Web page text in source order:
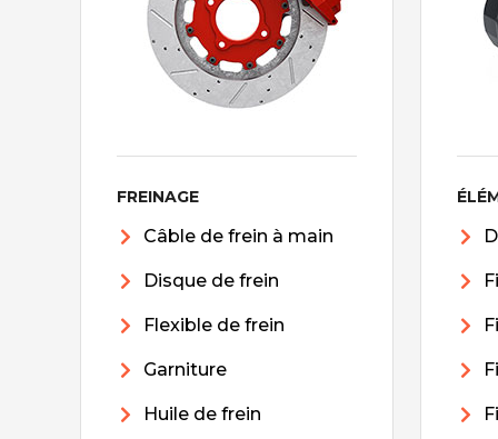
FREINAGE
Câble de frein à main
Disque de frein
Flexible de frein
Garniture
Huile de frein